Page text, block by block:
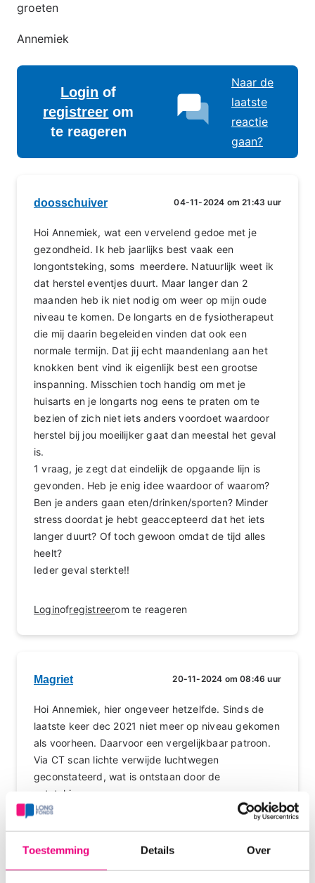
Toestemming Details Over
groeten
Annemiek
Login of
registreer om
te reageren
Naar de
laatste
reactie
gaan?
doosschuiver 04-11-2024 om 21:43 uur
Hoi Annemiek, wat een vervelend gedoe met je
gezondheid. Ik heb jaarlijks best vaak een
longontsteking, soms meerdere. Natuurlijk weet ik
dat herstel eventjes duurt. Maar langer dan 2
maanden heb ik niet nodig om weer op mijn oude
niveau te komen. De longarts en de fysiotherapeut
die mij daarin begeleiden vinden dat ook een
normale termijn. Dat jij echt maandenlang aan het
knokken bent vind ik eigenlijk best een grootse
inspanning. Misschien toch handig om met je
huisarts en je longarts nog eens te praten om te
bezien of zich niet iets anders voordoet waardoor
herstel bij jou moeilijker gaat dan meestal het geval
is.
1 vraag, je zegt dat eindelijk de opgaande lijn is
gevonden. Heb je enig idee waardoor of waarom?
Ben je anders gaan eten/drinken/sporten? Minder
stress doordat je hebt geaccepteerd dat het iets
langer duurt? Of toch gewoon omdat de tijd alles
heelt?
Ieder geval sterkte!!
Loginofregistreerom te reageren
Magriet 20-11-2024 om 08:46 uur
Hoi Annemiek, hier ongeveer hetzelfde. Sinds de
laatste keer dec 2021 niet meer op niveau gekomen
als voorheen. Daarvoor een vergelijkbaar patroon.
Via CT scan lichte verwijde luchtwegen
geconstateerd, wat is ontstaan door de
ontstekingen.
Ik ben altijd behandeld als astma maar heb dat niet.
eens gekeken naar je immuunsysteem?